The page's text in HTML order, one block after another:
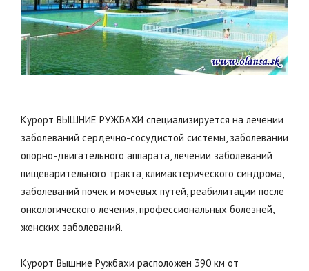
Курорт ВЫШНИЕ РУЖБАХИ специализируется на лечении
заболеваний сердечно-сосудистой системы, заболевании
опорно-двигательного аппарата, лечении заболеваний
пищеварительного тракта, климактерического синдрома,
заболеваний почек и мочевых путей, реабилитации после
онкологического лечения, профессиональных болезней,
женских заболеваний.
Курорт Вышние Ружбахи расположен 390 км от